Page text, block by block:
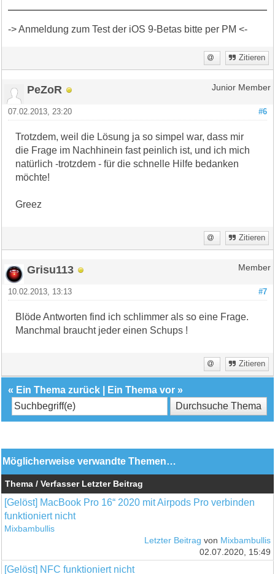
-> Anmeldung zum Test der iOS 9-Betas bitte per PM <-
Zitieren
PeZoR Junior Member
#6
07.02.2013, 23:20
Trotzdem, weil die Lösung ja so simpel war, dass mir
die Frage im Nachhinein fast peinlich ist, und ich mich
natürlich -trotzdem - für die schnelle Hilfe bedanken
möchte!
Greez
Zitieren
Grisu113 Member
#7
10.02.2013, 13:13
Blöde Antworten find ich schlimmer als so eine Frage.
Manchmal braucht jeder einen Schups !
Zitieren
« Ein Thema zurück Ein Thema vor »
Möglicherweise verwandte Themen…
Thema / Verfasser Letzter Beitrag
[Gelöst] MacBook Pro 16“ 2020 mit Airpods Pro verbinden
funktioniert nicht
Mixbambullis
Letzter Beitrag von Mixbambullis
02.07.2020, 15:49
[Gelöst] NFC funktioniert nicht